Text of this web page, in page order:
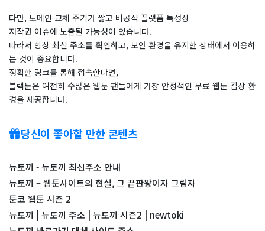
다만, 도메인 교체 주기가 짧고 비공식 플랫폼 특성상
저작권 이슈에 노출될 가능성이 있습니다.
따라서 항상 최신 주소를 확인하고, 보안 환경을 유지한 상태에서 이용하
는 것이 중요합니다.
정확한 링크를 통해 접속한다면,
블랙툰은 여전히 수많은 웹툰 팬들에게 가장 안정적인 무료 웹툰 감상 환
경을 제공합니다.
당신이 좋아할 만한 콘텐츠
뉴토끼 - 뉴토끼 최신주소 안내
뉴토끼 – 웹툰사이트의 현실, 그 끝판왕이자 그림자
툰코 웹툰 시즌 2
뉴토끼 | 뉴토끼 주소 | 뉴토끼 시즌2 | newtoki